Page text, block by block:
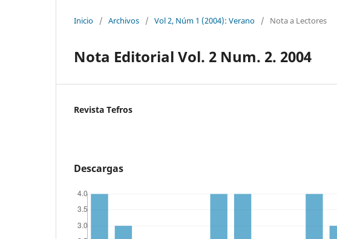
Inicio / Archivos / Vol 2, Núm 1 (2004): Verano / Nota a Lectores
Nota Editorial Vol. 2 Num. 2. 2004
Revista Tefros
Descargas